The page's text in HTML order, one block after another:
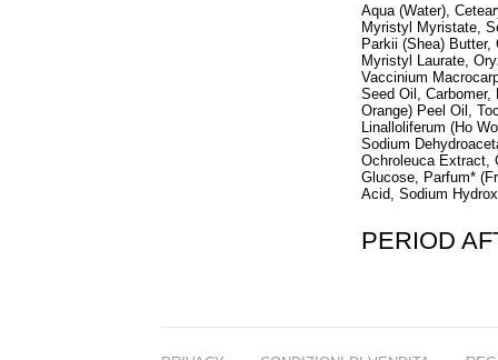
Aqua (Water),
Myristyl Myristate,
Parkii (Shea)
Myristyl Laurate,
Vaccinium
Seed Oil,
Orange) Peel Oil,
Linalloliferum (Ho
Sodium
Ochroleuca Extract,
Glucose, Parfum*
Acid, Sodium
PERIOD